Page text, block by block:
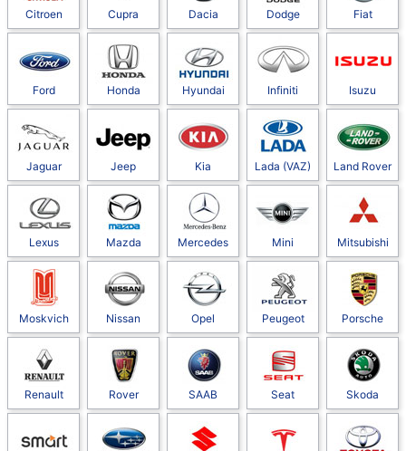
Citroen Cupra Dacia Dodge Fiat
Ford Honda Hyundai Infiniti Isuzu
Jaguar Jeep Kia Lada (VAZ) Land Rover
Lexus Mazda Mercedes Mini Mitsubishi
Moskvich Nissan Opel Peugeot Porsche
Renault Rover SAAB Seat Skoda